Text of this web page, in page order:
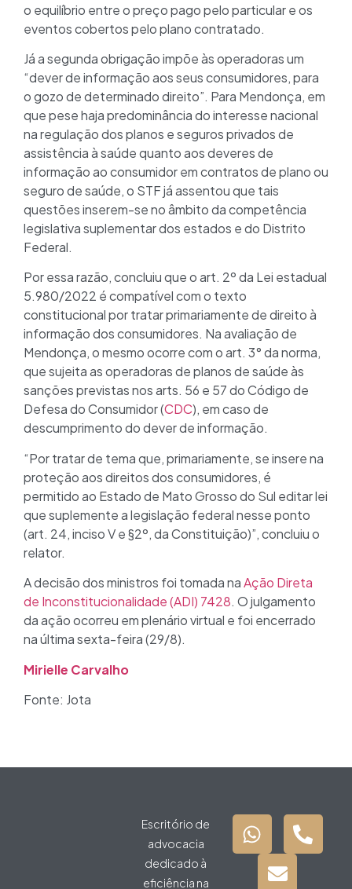
o equilíbrio entre o preço pago pelo particular e os
eventos cobertos pelo plano contratado.
Já a segunda obrigação impõe às operadoras um
“dever de informação aos seus consumidores, para
o gozo de determinado direito”. Para Mendonça, em
que pese haja predominância do interesse nacional
na regulação dos planos e seguros privados de
assistência à saúde quanto aos deveres de
informação ao consumidor em contratos de plano ou
seguro de saúde, o STF já assentou que tais
questões inserem-se no âmbito da competência
legislativa suplementar dos estados e do Distrito
Federal.
Por essa razão, concluiu que o art. 2º da Lei estadual
5.980/2022 é compatível com o texto
constitucional por tratar primariamente de direito à
informação dos consumidores. Na avaliação de
Mendonça, o mesmo ocorre com o art. 3° da norma,
que sujeita as operadoras de planos de saúde às
sanções previstas nos arts. 56 e 57 do Código de
Defesa do Consumidor (CDC), em caso de
descumprimento do dever de informação.
“Por tratar de tema que, primariamente, se insere na
proteção aos direitos dos consumidores, é
permitido ao Estado de Mato Grosso do Sul editar lei
que suplemente a legislação federal nesse ponto
(art. 24, inciso V e §2º, da Constituição)”, concluiu o
relator.
A decisão dos ministros foi tomada naAção Direta
de Inconstitucionalidade (ADI) 7428. O julgamento
da ação ocorreu em plenário virtual e foi encerrado
na última sexta-feira (29/8).
Mirielle Carvalho
Fonte: Jota
Escritório de
advocacia
dedicado à
eficiência na